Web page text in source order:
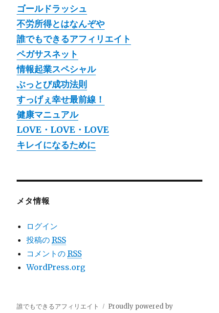
ゴールドラッシュ
不労所得とはなんぞや
誰でもできるアフィリエイト
ペガサスネット
情報起業スペシャル
ぶっとび成功法則
すっげぇ幸せ最前線！
健康マニュアル
LOVE・LOVE・LOVE
キレイになるために
メタ情報
ログイン
投稿のRSS
コメントのRSS
WordPress.org
誰でもできるアフィリエイト
Proudly powered by